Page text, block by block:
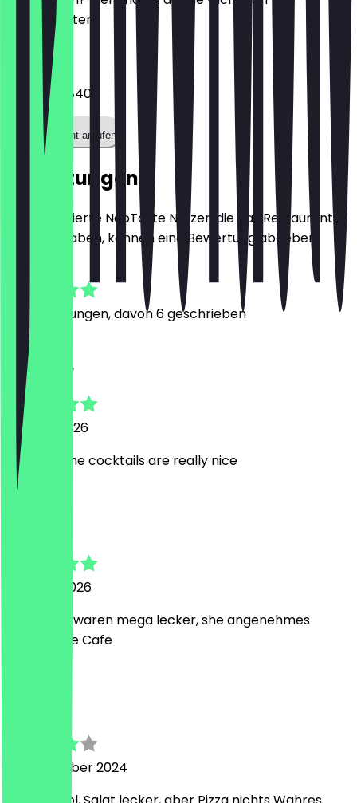
Kontaktdaten.
Telefon
03029350840
Restaurant anrufen
Bewertungen
Nur registrierte NeoTaste Nutzer, die das Restaurant
besucht haben, können eine Bewertung abgeben.
Bewertungen, davon 6 geschrieben
Clementine
29. April 2026
honestly the cocktails are really nice
30. März 2026
die Burger waren mega lecker, she angenehmes
griechische Cafe
22. Dezember 2024